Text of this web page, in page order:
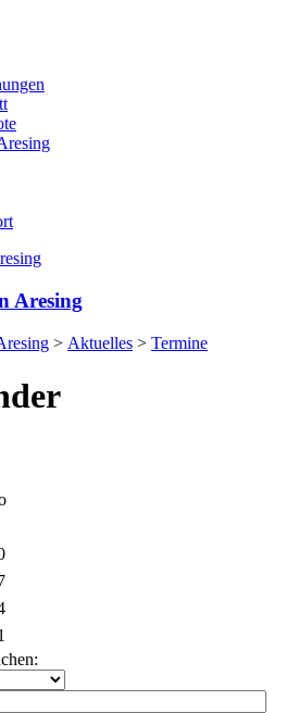
Aresing
> Aktuelles > Termine